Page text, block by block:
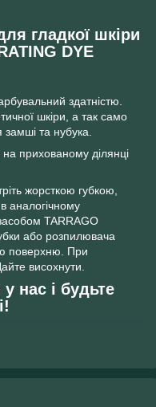
гладкої шкіри
DYE
здатністю.
шкіри, а так само
замші та нубука.
прихованому ділянці
жорсткою губкою,
аналогічному
TARRAGO
або розпилювача
поверхню. При
висохнути.
нас і будьте